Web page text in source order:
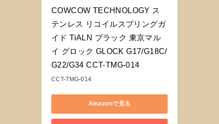
COWCOW TECHNOLOGY ス
テンレス リコイルスプリングガ
イド TiALN ブラック 東京マル
イ グロック GLOCK G17/G18C/
G22/G34 CCT-TMG-014
CCT-TMG-014
Amazonで見る